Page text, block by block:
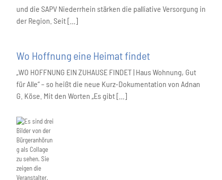
und die SAPV Niederrhein stärken die palliative Versorgung in
der Region. Seit […]
Wo Hoffnung eine Heimat findet
„WO HOFFNUNG EIN ZUHAUSE FINDET | Haus Wohnung, Gut
für Alle“ – so heißt die neue Kurz-Dokumentation von Adnan
G. Köse. Mit den Worten „Es gibt[…]